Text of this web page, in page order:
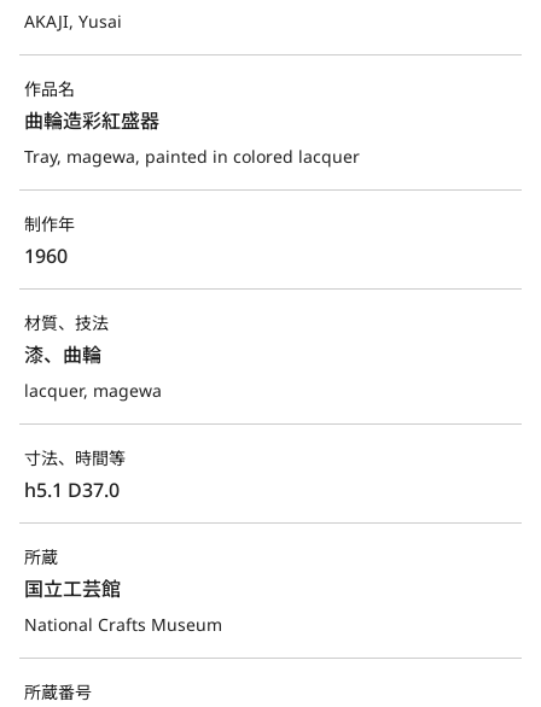
AKAJI, Yusai
作品名
曲輪造彩紅盛器
Tray, magewa, painted in colored lacquer
制作年
1960
材質、技法
漆、曲輪
lacquer, magewa
寸法、時間等
h5.1 D37.0
所蔵
国立工芸館
National Crafts Museum
所蔵番号